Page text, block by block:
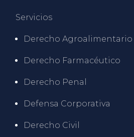
Servicios
Derecho Agroalimentario
Derecho Farmacéutico
Derecho Penal
Defensa Corporativa
Derecho Civil